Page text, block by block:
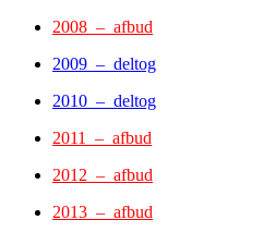
2008 – afbud
2009 – deltog
2010 – deltog
2011 – afbud
2012 – afbud
2013 – afbud